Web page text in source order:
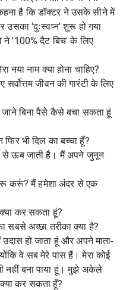
है कि डॉक्टर ने उसके सीने में
उसका 'दुःस्वप्न' शुरू हो गया
ने '100% दैट बिच' के लिए
नाम क्या होना चाहिए?
जीवन की गारंटी के लिए
जाने बिना पैसे कैसे बचा सकता हूं
भी दिल का बच्चा हूँ?
से ऊब जाती है। मैं अपने जुनून
करूं? मैं हमेशा अंदर से एक
कर सकता हूं?
सबसे अच्छा तरीका क्या है?
हो जाता हूं और अपने माता-
वे सब मेरे पास हैं। मेरा कोई
नहीं बना पाया हूं। मुझे अकेले
कर सकता हूँ?